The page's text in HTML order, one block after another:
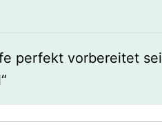
perfekt vorbereitet